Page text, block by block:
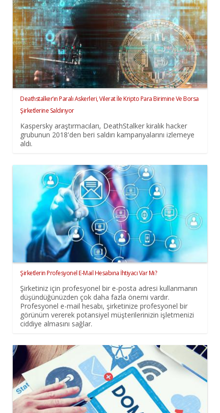
Deathstalker’ın Paralı Askerleri, Vilerat İle Kripto Para Birimine Ve Borsa
Şirketlerine Saldırıyor
Kaspersky araştırmacıları, DeathStalker kiralık hacker
grubunun 2018'den beri saldırı kampanyalarını izlemeye
aldı.
Şirketlerin Profesyonel E-Mail Hesabına İhtiyacı Var Mı?
Şirketiniz için profesyonel bir e-posta adresi kullanmanın
düşündüğünüzden çok daha fazla önemi vardır.
Profesyonel e-mail hesabı, şirketinize profesyonel bir
görünüm vererek potansiyel müşterilerinizin işletmenizi
ciddiye almasını sağlar.